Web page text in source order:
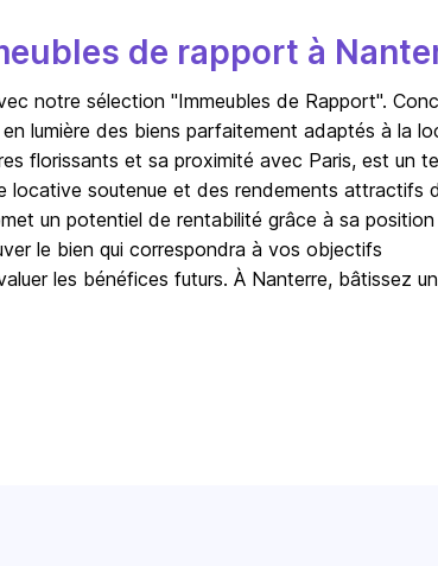
de rapport à
notre sélection "Immeubles de Rapport".
lumière des biens parfaitement adaptés à la
florissants et sa proximité avec Paris, est un
locative soutenue et des rendements attractifs
un potentiel de rentabilité grâce à sa position
le bien qui correspondra à vos objectifs
les bénéfices futurs. À Nanterre, bâtissez un